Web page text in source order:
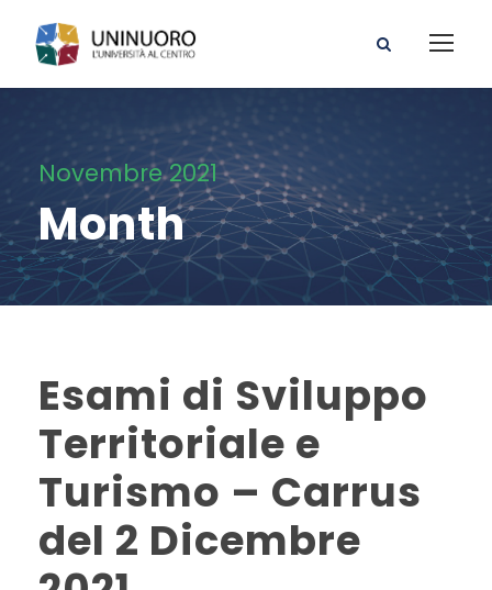
Novembre 2021
Month
Esami di Sviluppo
Territoriale e
Turismo – Carrus
del 2 Dicembre